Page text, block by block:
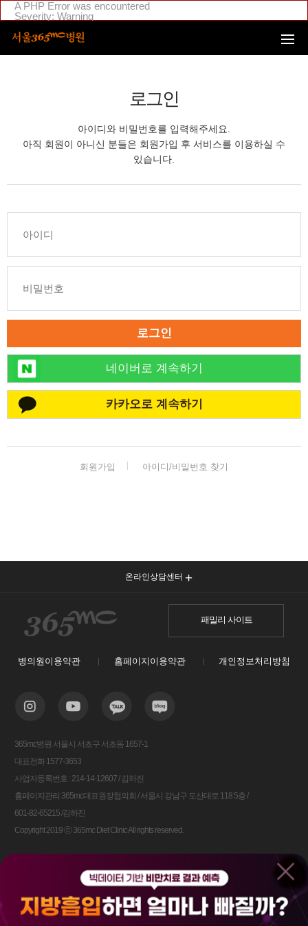
A PHP Error was encountered
Severity: Warning
Filename: _inc/header_body.php
Backtrace:
Function: include
File:
/home/login/public_html/application/views/mobile/seoul/_inc/
Function: include
Function: view
/home/login/public_html/application/controllers/member/
Line: 633
Function: view_print
File: /home/login/public_html/index.php
Function: require_once
본문 바로가기
로그인
아이디와 비밀번호를 입력해주세요.
아직 회원이 아니신 분들은 회원가입 후 서비스를 이용하실 수
있습니다.
로그인
네이버로 계속하기
카카오로 계속하기
회원가입 아이디/비밀번호 찾기
온라인상담센터
패밀리 사이트
병의원이용약관 홈페이지이용약관 개인정보처리방침
365mc병원 서울시 서초구 서초동 1657-1
대표전화 1577-3653
사업자등록번호 : 214-14-12607 / 김하진
홈페이지관리 365mc대표원장협의회 / 서울시 강남구 도산대로 118 5층 /
601-82-65215 /김하진
Copyright 2019 ⓒ 365mc Diet Clinic All rights reserved.